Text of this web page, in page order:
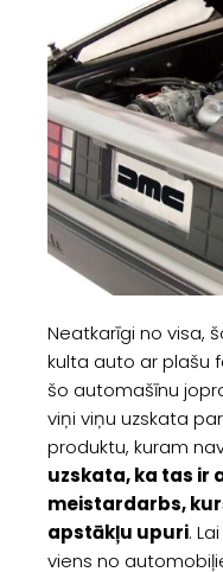
Neatkarīgi no visa,
kulta auto ar plašu
šo automašīnu
viņi viņu uzskata
produktu, kuram
uzskata, ka tas ir
meistardarbs,
apstākļu upuri.
viens no